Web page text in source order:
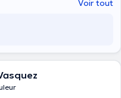
Voir tout